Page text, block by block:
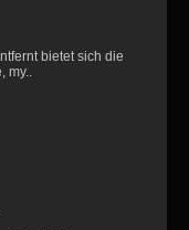
bietet sich die
my..